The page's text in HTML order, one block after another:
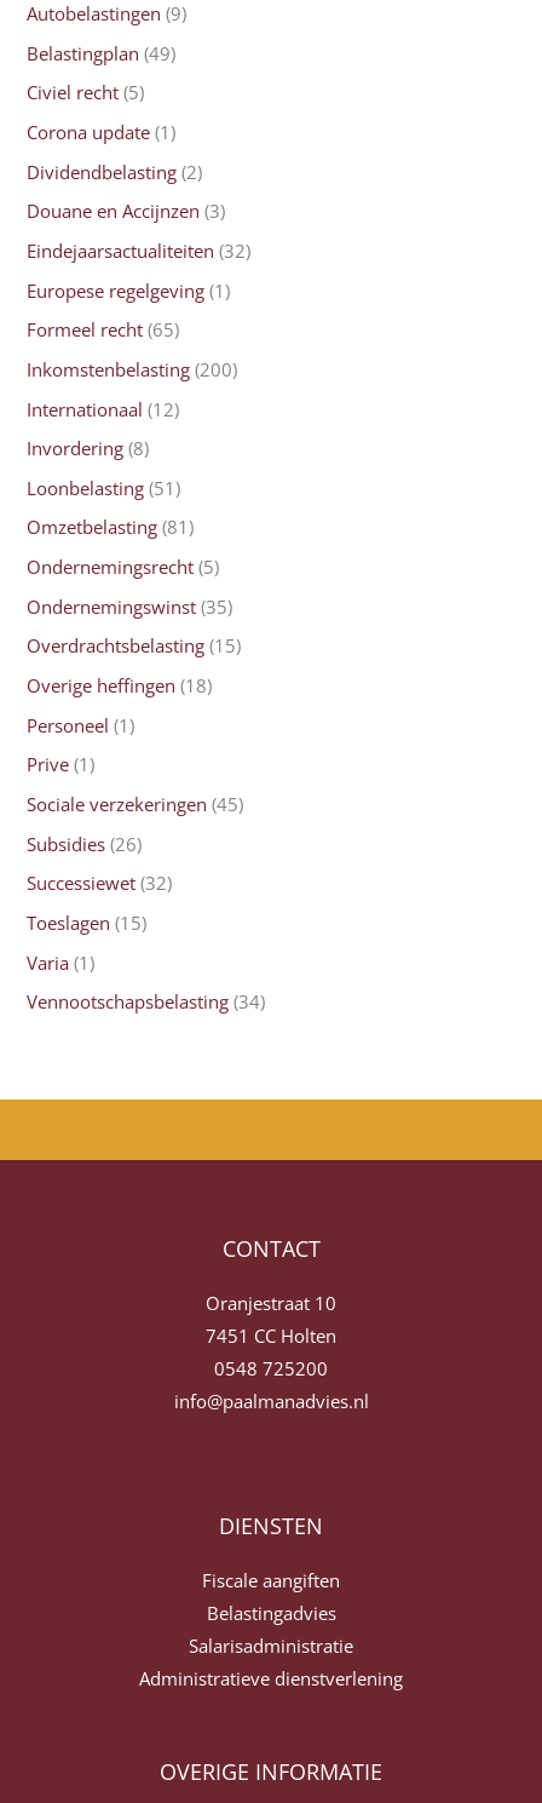
Autobelastingen (9)
Belastingplan (49)
Civiel recht (5)
Corona update (1)
Dividendbelasting (2)
Douane en Accijnzen (3)
Eindejaarsactualiteiten (32)
Europese regelgeving (1)
Formeel recht (65)
Inkomstenbelasting (200)
Internationaal (12)
Invordering (8)
Loonbelasting (51)
Omzetbelasting (81)
Ondernemingsrecht (5)
Ondernemingswinst (35)
Overdrachtsbelasting (15)
Overige heffingen (18)
Personeel (1)
Prive (1)
Sociale verzekeringen (45)
Subsidies (26)
Successiewet (32)
Toeslagen (15)
Varia (1)
Vennootschapsbelasting (34)
CONTACT
Oranjestraat 10
7451 CC Holten
0548 725200
info@paalmanadvies.nl
DIENSTEN
Fiscale aangiften
Belastingadvies
Salarisadministratie
Administratieve dienstverlening
OVERIGE INFORMATIE